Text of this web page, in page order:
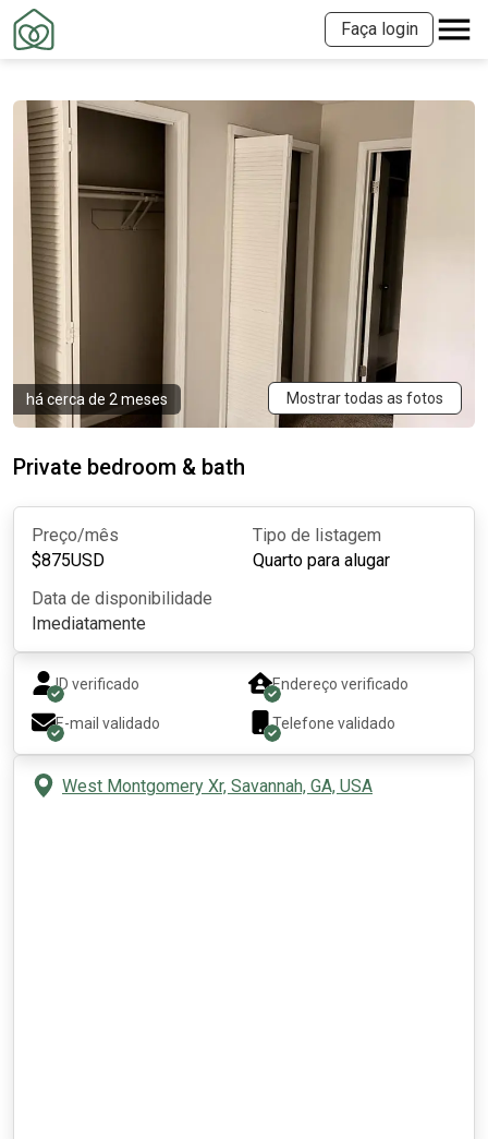
Faça login
há cerca de 2 meses Mostrar todas as fotos
Private bedroom & bath
Preço/mês
$875USD
Tipo de listagem
Quarto para alugar
Data de disponibilidade
Imediatamente
ID verificado Endereço verificado
E-mail validado Telefone validado
West Montgomery Xr, Savannah, GA, USA